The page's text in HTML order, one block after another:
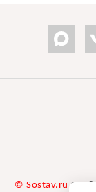
© Sostav.ru